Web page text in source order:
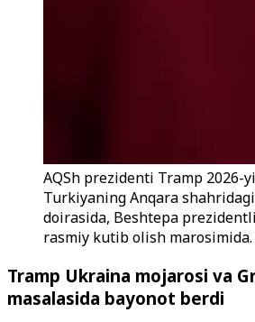
AQSh prezidenti Tramp 2026-
Turkiyaning Anqara
doirasida, Beshtepa
rasmiy kutib olish marosimida.
Tramp Ukraina mojarosi va
masalasida bayonot berdi